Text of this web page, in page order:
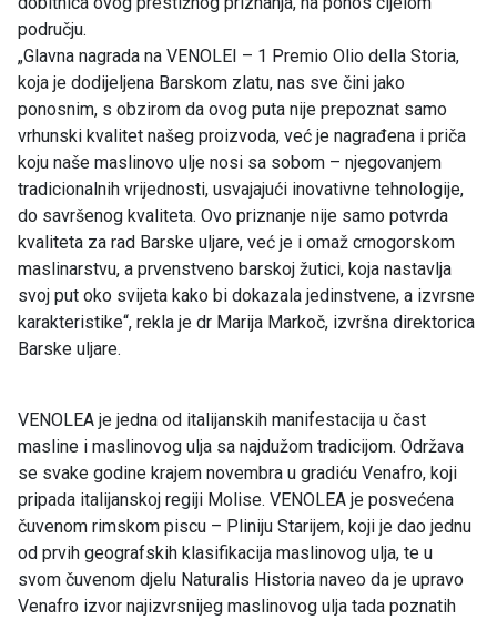
području.
„Glavna nagrada na VENOLEI – 1 Premio Olio della Storia,
koja je dodijeljena Barskom zlatu, nas sve čini jako
ponosnim, s obzirom da ovog puta nije prepoznat samo
vrhunski kvalitet našeg proizvoda, već je nagrađena i priča
koju naše maslinovo ulje nosi sa sobom – njegovanjem
tradicionalnih vrijednosti, usvajajući inovativne tehnologije,
do savršenog kvaliteta. Ovo priznanje nije samo potvrda
kvaliteta za rad Barske uljare, već je i omaž crnogorskom
maslinarstvu, a prvenstveno barskoj žutici, koja nastavlja
svoj put oko svijeta kako bi dokazala jedinstvene, a izvrsne
karakteristike“, rekla je dr Marija Markoč, izvršna direktorica
Barske uljare.
VENOLEA je jedna od italijanskih manifestacija u čast
masline i maslinovog ulja sa najdužom tradicijom. Održava
se svake godine krajem novembra u gradiću Venafro, koji
pripada italijanskoj regiji Molise. VENOLEA je posvećena
čuvenom rimskom piscu – Pliniju Starijem, koji je dao jednu
od prvih geografskih klasifikacija maslinovog ulja, te u
svom čuvenom djelu Naturalis Historia naveo da je upravo
Venafro izvor najizvrsnijeg maslinovog ulja tada poznatih